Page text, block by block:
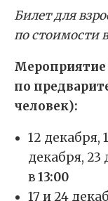
Билет для
по стоимости
Мероприятие
по
человек):
12 декабря,
декабря, 23
в13:00
17 и 24